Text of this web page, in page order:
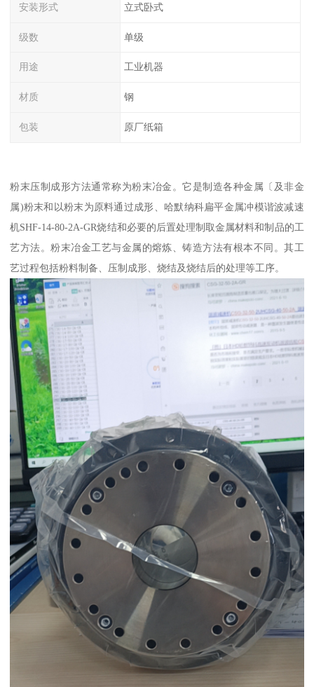
安装形式 立式卧式
级数 单级
用途 工业机器
材质 钢
包装 原厂纸箱
粉末压制成形方法通常称为粉末冶金。它是制造各种金属〔及非金
属)粉末和以粉末为原料通过成形、哈默纳科扁平金属冲模谐波减速
机SHF-14-80-2A-GR烧结和必要的后置处理制取金属材料和制品的工
艺方法。粉末冶金工艺与金属的熔炼、铸造方法有根本不同。其工
艺过程包括粉料制备、压制成形、烧结及烧结后的处理等工序。